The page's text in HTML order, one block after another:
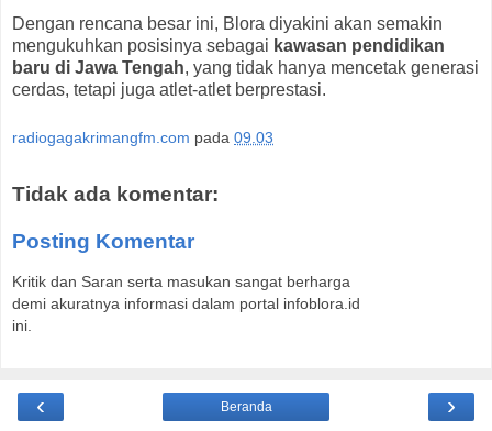
Dengan rencana besar ini, Blora diyakini akan semakin
mengukuhkan posisinya sebagai kawasan pendidikan
baru di Jawa Tengah, yang tidak hanya mencetak generasi
cerdas, tetapi juga atlet-atlet berprestasi.
radiogagakrimangfm.com pada 09.03
Tidak ada komentar:
Posting Komentar
Kritik dan Saran serta masukan sangat berharga
demi akuratnya informasi dalam portal infoblora.id
ini.
‹ ›
Beranda